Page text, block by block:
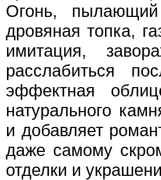
Огонь,
дровяная топка,
имитация,
расслабиться
эффектная
натурального
и добавляет
даже самому
отделки и